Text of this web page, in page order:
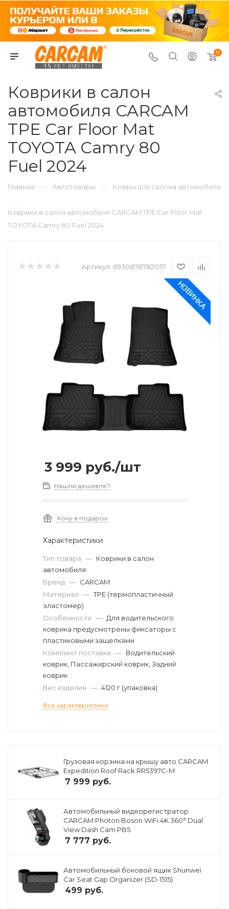
0
Коврики в салон
автомобиля CARCAM
TPE Car Floor Mat
TOYOTA Camry 80
Fuel 2024
Главная — Автотовары — Ковры для салона автомобиля
—
Коврики в салон автомобиля CARCAM TPE Car Floor Mat
TOYOTA Camry 80 Fuel 2024
Артикул: 6930878782057
3 999 руб./шт
Нашли дешевле?
Хочу в подарок
Характеристики
Тип товара — Коврики в салон
автомобиля
Бренд — CARCAM
Материал — TPE (термопластичный
эластомер)
Особенности — Для водительского
коврика предусмотрены фиксаторы с
пластиковыми защелками
Комплект поставки — Водительский
коврик, Пассажирский коврик, Задний
коврик
Вес изделия — 4120 г (упаковка)
Все характеристики
Грузовая корзина на крышу авто CARCAM
Expedition Roof Rack RR5397C-M
7 999 руб.
Автомобильный видеорегистратор
CARCAM Photon Boson WiFi 4K 360° Dual
View Dash Cam PB5
7 777 руб.
Автомобильный боковой ящик Shunwei
Car Seat Gap Organizer (SD-1515)
499 руб.